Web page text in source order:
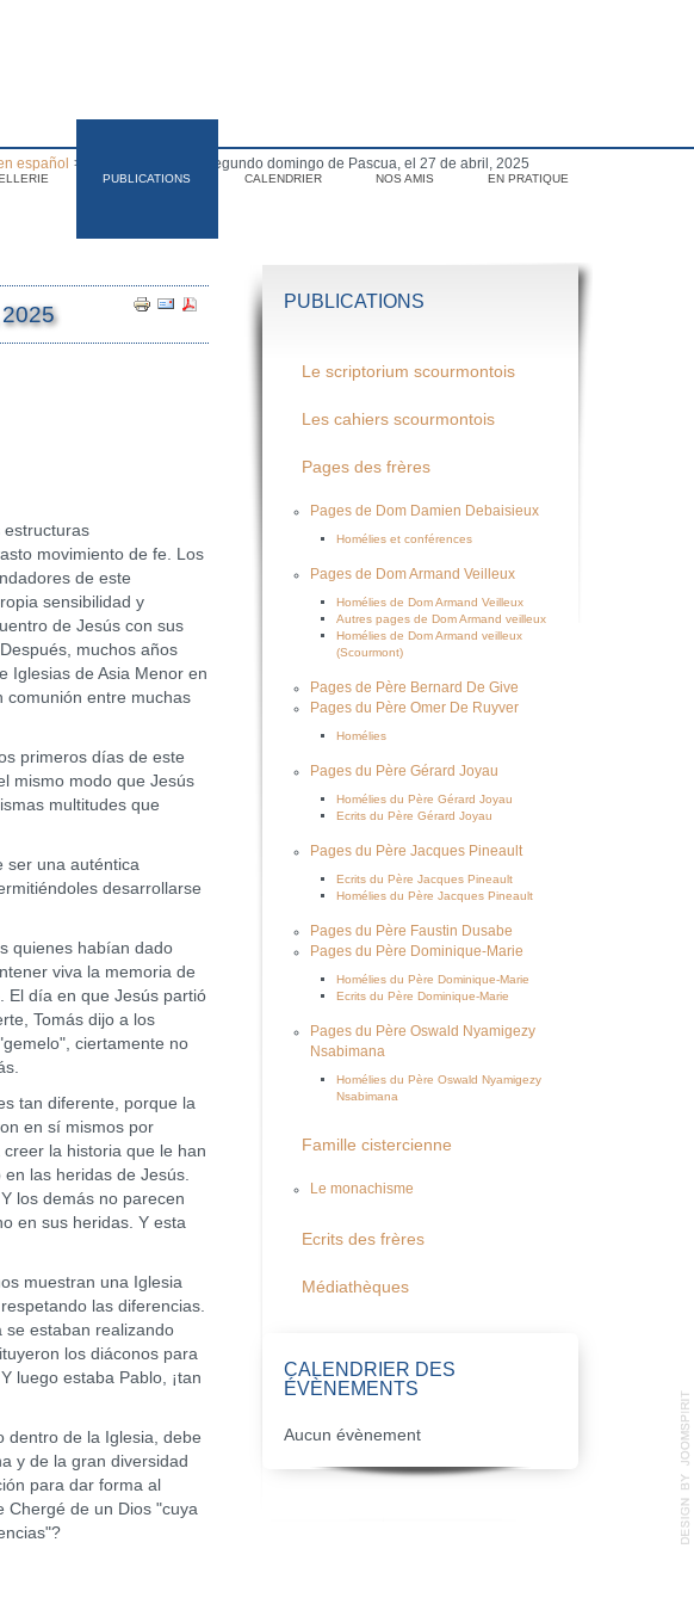
PUBLICATIONS CALENDRIER NOS AMIS EN PRATIQUE
español >>> Homilía para el segundo domingo de Pascua, el 27 de abril, 2025
movimiento de fe. Los
de este
sensibilidad y
de Jesús con sus
muchos años
Iglesias de Asia Menor en
comunión entre muchas
primeros días de este
mismo modo que Jesús
multitudes que
una auténtica
desarrollarse
habían dado
viva la memoria de
El día en que Jesús partió
Tomás dijo a los
ciertamente no
tan diferente, porque la
en sí mismos por
la historia que le han
las heridas de Jesús.
los demás no parecen
en sus heridas. Y esta
muestran una Iglesia
las diferencias.
se estaban realizando
los diáconos para
luego estaba Pablo, ¡tan
de la Iglesia, debe
y de la gran diversidad
para dar forma al
Chergé de un Dios "cuya
PUBLICATIONS
Le scriptorium scourmontois
Les cahiers scourmontois
Pages des frères
Pages de Dom Damien Debaisieux
Homélies et conférences
Pages de Dom Armand Veilleux
Homélies de Dom Armand Veilleux
Autres pages de Dom Armand veilleux
Homélies de Dom Armand veilleux
(Scourmont)
Pages de Père Bernard De Give
Pages du Père Omer De Ruyver
Homélies
Pages du Père Gérard Joyau
Homélies du Père Gérard Joyau
Ecrits du Père Gérard Joyau
Pages du Père Jacques Pineault
Ecrits du Père Jacques Pineault
Homélies du Père Jacques Pineault
Pages du Père Faustin Dusabe
Pages du Père Dominique-Marie
Homélies du Père Dominique-Marie
Ecrits du Père Dominique-Marie
Pages du Père Oswald Nyamigezy
Nsabimana
Homélies du Père Oswald Nyamigezy
Nsabimana
Famille cistercienne
Le monachisme
Ecrits des frères
Médiathèques
CALENDRIER DES
ÉVÈNEMENTS
Aucun évènement